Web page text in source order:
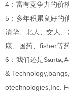
4：富有竞争力的价
5：多年积累良好的
清华、北大、交大
康、国药、fisher等药
6：我们还是
&
otechnologies,Inc.